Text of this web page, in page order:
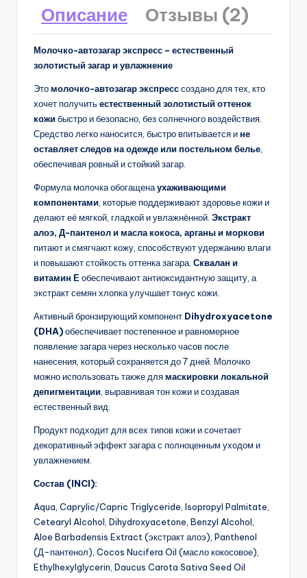
Описание Отзывы (2)
Молочко-автозагар экспресс – естественный
золотистый загар и увлажнение
Этомолочко-автозагар экспресссоздано для тех, кто
хочет получитьестественный золотистый оттенок
кожибыстро и безопасно, без солнечного воздействия.
Средство легко наносится, быстро впитывается ине
оставляет следов на одежде или постельном белье
обеспечивая ровный и стойкий загар.
Формула молочка обогащенаухаживающими
компонентами , которые поддерживают здоровье кожи и
делают её мягкой, гладкой и увлажнённой. Экстракт
алоэ, Д-пантенол и масла кокоса, арганы и моркови
питают и смягчают кожу, способствуют удержанию влаги
и повышают стойкость оттенка загара. Сквалан и
витамин Е обеспечивают антиоксидантную защиту, а
экстракт семян хлопка улучшает тонус кожи.
Активный бронзирующий компонент Dihydroxyacetone
(DHA)обеспечивает постепенное и равномерное
появление загара через несколько часов после
нанесения, который сохраняется до 7 дней. Молочко
можно использовать также длямаскировки локальной
депигментации , выравнивая тон кожи и создавая
естественный вид.
Продукт подходит для всех типов кожи и сочетает
декоративный эффект загара с полноценным уходом и
увлажнением.
Состав (INCI):
Aqua, Caprylic/Capric Triglyceride, Isopropyl Palmitate,
Cetearyl Alcohol, Dihydroxyacetone, Benzyl Alcohol,
Aloe Barbadensis Extract (экстракт алоэ), Panthenol
(Д-пантенол), Cocos Nucifera Oil (масло кокосовое),
Ethylhexylglycerin, Daucus Carota Sativa Seed Oil